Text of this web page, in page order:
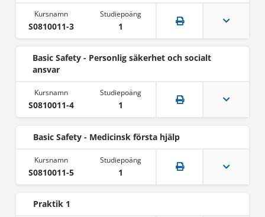
S0810011-3 1
Basic Safety - Personlig säkerhet och socialt
ansvar
S0810011-4 1
Basic Safety - Medicinsk första hjälp
S0810011-5 1
Praktik 1